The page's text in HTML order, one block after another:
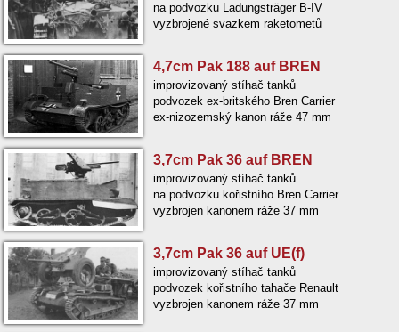
na podvozku Ladungsträger B-IV
vyzbrojené svazkem raketometů
4,7cm Pak 188 auf BREN
improvizovaný stíhač tanků
podvozek ex-britského Bren Carrier
ex-nizozemský kanon ráže 47 mm
3,7cm Pak 36 auf BREN
improvizovaný stíhač tanků
na podvozku kořistního Bren Carrier
vyzbrojen kanonem ráže 37 mm
3,7cm Pak 36 auf UE(f)
improvizovaný stíhač tanků
podvozek kořistního tahače Renault
vyzbrojen kanonem ráže 37 mm